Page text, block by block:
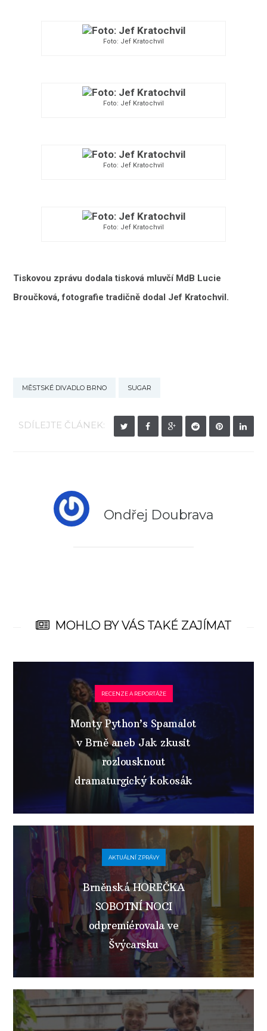
Foto: Jef Kratochvil
Foto: Jef Kratochvil
Foto: Jef Kratochvil
Foto: Jef Kratochvil
Tiskovou zprávu dodala tisková mluvčí MdB Lucie
Broučková, fotografie tradičně dodal Jef Kratochvil.
MĚSTSKÉ DIVADLO BRNO SUGAR
SDÍLEJTE ČLÁNEK:
Ondřej Doubrava
MOHLO BY VÁS TAKÉ ZAJÍMAT
RECENZE A REPORTÁŽE
Monty Python’s Spamalot
v Brně aneb Jak zkusit
rozlousknout
dramaturgický kokosák
AKTUÁLNÍ ZPRÁVY
Brněnská HOREČKA
SOBOTNÍ NOCI
odpremiérovala ve
Švýcarsku